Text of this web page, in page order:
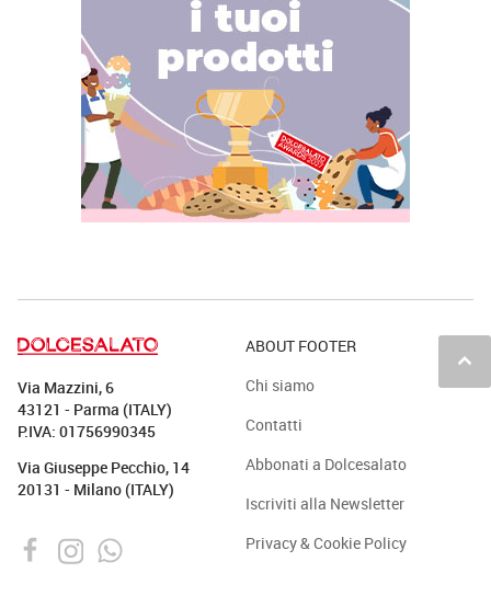
keyboard_arrow_up
Via Mazzini, 6
43121 - Parma (ITALY)
P.IVA: 01756990345
Via Giuseppe Pecchio, 14
20131 - Milano (ITALY)
ABOUT FOOTER
Chi siamo
Contatti
Abbonati a Dolcesalato
Iscriviti alla Newsletter
Privacy & Cookie Policy